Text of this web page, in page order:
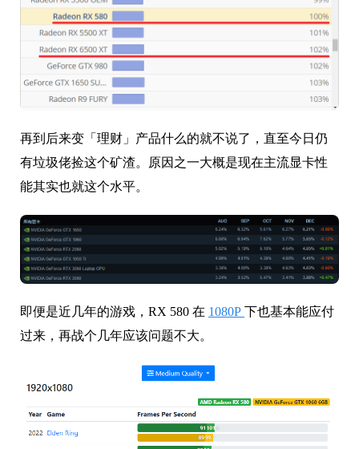
再到后来变「理财」产品什么的就不说了，直至今日仍
有垃圾佬捡这个矿渣。原因之一大概是现在主流显卡性
能其实也就这个水平。
即便是近几年的游戏，RX 580 在 1080P 下也基本能应付
过来，再战个几年应该问题不大。